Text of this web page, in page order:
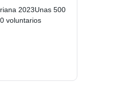
2023Unas 500
voluntarios